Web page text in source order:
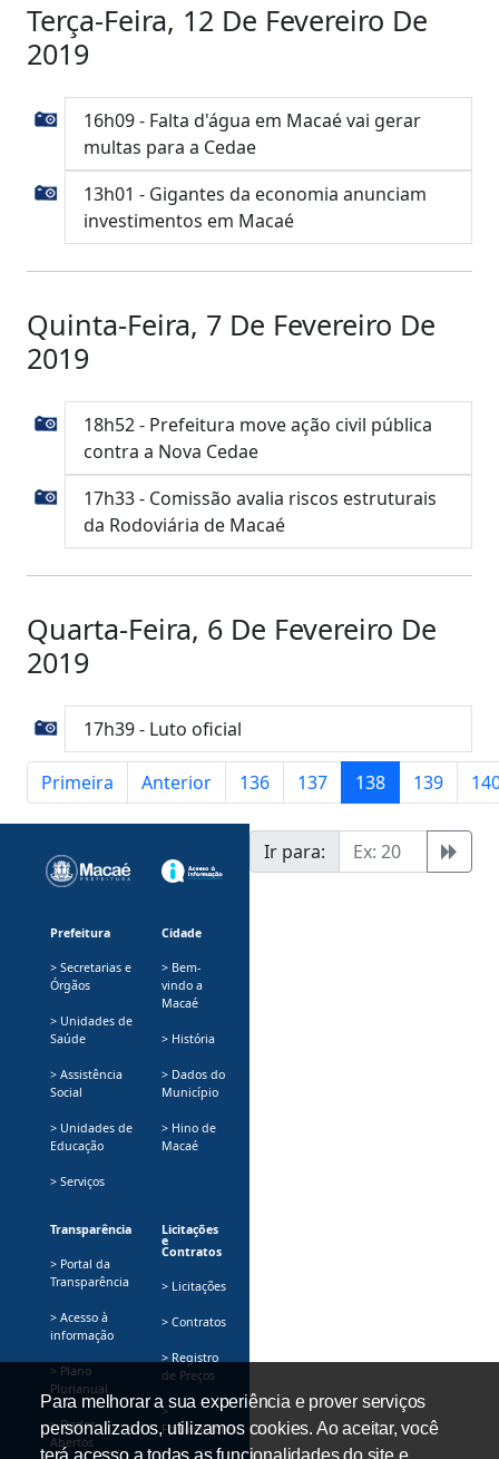
Terça-Feira, 12 De Fevereiro De
2019
16h09 - Falta d'água em Macaé vai gerar
multas para a Cedae
13h01 - Gigantes da economia anunciam
investimentos em Macaé
Quinta-Feira, 7 De Fevereiro De
2019
18h52 - Prefeitura move ação civil pública
contra a Nova Cedae
17h33 - Comissão avalia riscos estruturais
da Rodoviária de Macaé
Quarta-Feira, 6 De Fevereiro De
2019
17h39 - Luto oficial
Primeira Anterior 136 137 138 139
Ir para:
Prefeitura
> Secretarias e
Órgãos
> Unidades de
Saúde
> Assistência
Social
> Unidades de
Educação
> Serviços
Cidade
> Bem-
vindo a
Macaé
> História
> Dados do
Município
> Hino de
Macaé
Transparência
> Portal da
Transparência
> Acesso à
informação
> Plano
Plurianual
> Dados
Abertos
Licitações
e
Contratos
> Licitações
> Contratos
> Registro
de Preços
>
Fornecedores
Para melhorar a sua experiência e prover serviços
personalizados, utilizamos cookies. Ao aceitar, você
terá acesso a todas as funcionalidades do site e